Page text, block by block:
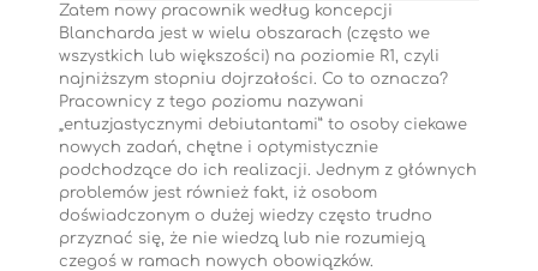
Zatem nowy pracownik według koncepcji
Blancharda jest w wielu obszarach (często we
wszystkich lub większości) na poziomie R1, czyli
najniższym stopniu dojrzałości. Co to oznacza?
Pracownicy z tego poziomu nazywani
„entuzjastycznymi debiutantami” to osoby ciekawe
nowych zadań, chętne i optymistycznie
podchodzące do ich realizacji. Jednym z głównych
problemów jest również fakt, iż osobom
doświadczonym o dużej wiedzy często trudno
przyznać się, że nie wiedzą lub nie rozumieją
czegoś w ramach nowych obowiązków.